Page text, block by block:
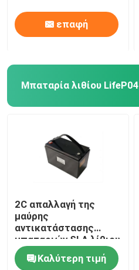
επαφή
Μπαταρία λιθίου LifeP04
2C απαλλαγή της
μαύρης
αντικατάστασης
μπαταριών SLA λίθιου
LifeP04 για Camper
Van Backup
Καλύτερη τιμή